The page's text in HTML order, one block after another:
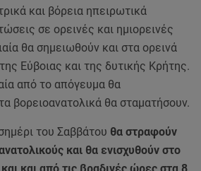
και βόρεια ηπειρωτικά
σε ορεινές και ημιορεινές
θα σημειωθούν και στα ορεινά
Εύβοιας και της δυτικής Κρήτης.
από το απόγευμα θα
βορειοανατολικά θα σταματήσουν.
του Σαββάτου θα στραφούν
και θα ενισχυθούν στο